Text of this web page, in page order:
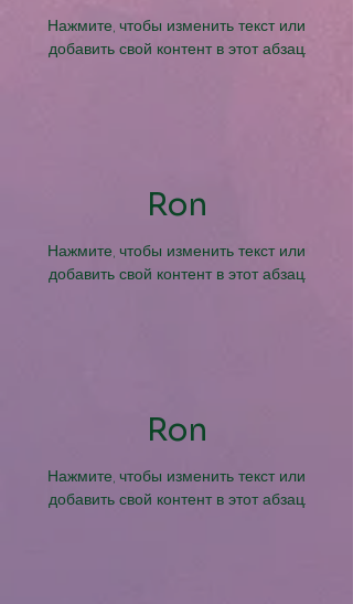
Нажмите, чтобы изменить текст или
добавить свой контент в этот абзац.
Ron
Нажмите, чтобы изменить текст или
добавить свой контент в этот абзац.
Ron
Нажмите, чтобы изменить текст или
добавить свой контент в этот абзац.